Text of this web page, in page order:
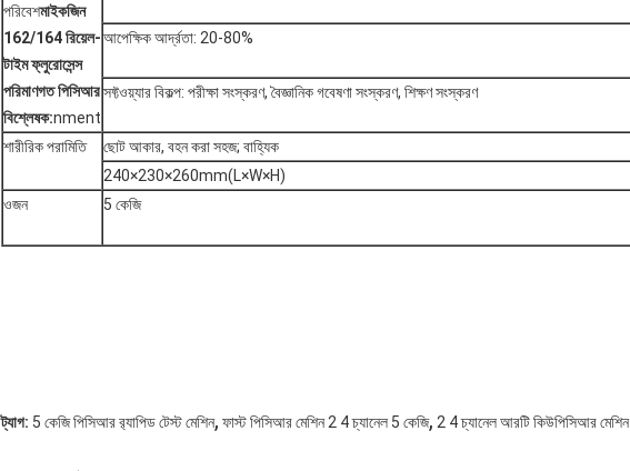
পরিবেশমাইকজিন
162/164 রিয়েল-
টাইম ফ্লুরোসেন্স
পরিমাণগত পিসিআর
বিশ্লেষক:nment
আপেক্ষিক আর্দ্রতা: 20-80%
সফ্টওয়্যার বিকল্প: পরীক্ষা সংস্করণ, বৈজ্ঞানিক গবেষণা সংস্করণ, শিক্ষণ সংস্করণ
শারীরিক পরামিতি
ছোট আকার, বহন করা সহজ; বাহ্যিক
240×230×260mm(L×W×H)
ওজন
5 কেজি
ট্যাগ: 5 কেজি পিসিআর র‌্যাপিড টেস্ট মেশিন, ফাস্ট পিসিআর মেশিন 2 4 চ্যানেল 5 কেজি, 2 4 চ্যানেল আরটি কিউপিসিআর মেশিন